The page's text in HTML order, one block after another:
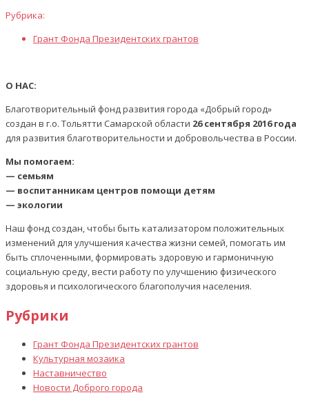
Рубрика:
Грант Фонда Президентских грантов
О НАС:
Благотворительный фонд развития города «Добрый город»
создан в г.о. Тольятти Самарской области 26 сентября 2016 года
для развития благотворительности и добровольчества в России.
Мы помогаем:
— семьям
— воспитанникам центров помощи детям
— экологии
Наш фонд создан, чтобы быть катализатором положительных
изменений для улучшения качества жизни семей, помогать им
быть сплоченными, формировать здоровую и гармоничную
социальную среду, вести работу по улучшению физического
здоровья и психологического благополучия населения.
Рубрики
Грант Фонда Президентских грантов
Культурная мозаика
Наставничество
Новости Доброго города